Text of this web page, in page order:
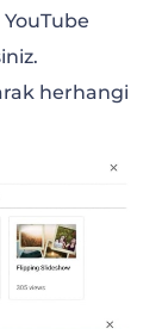
herhangi